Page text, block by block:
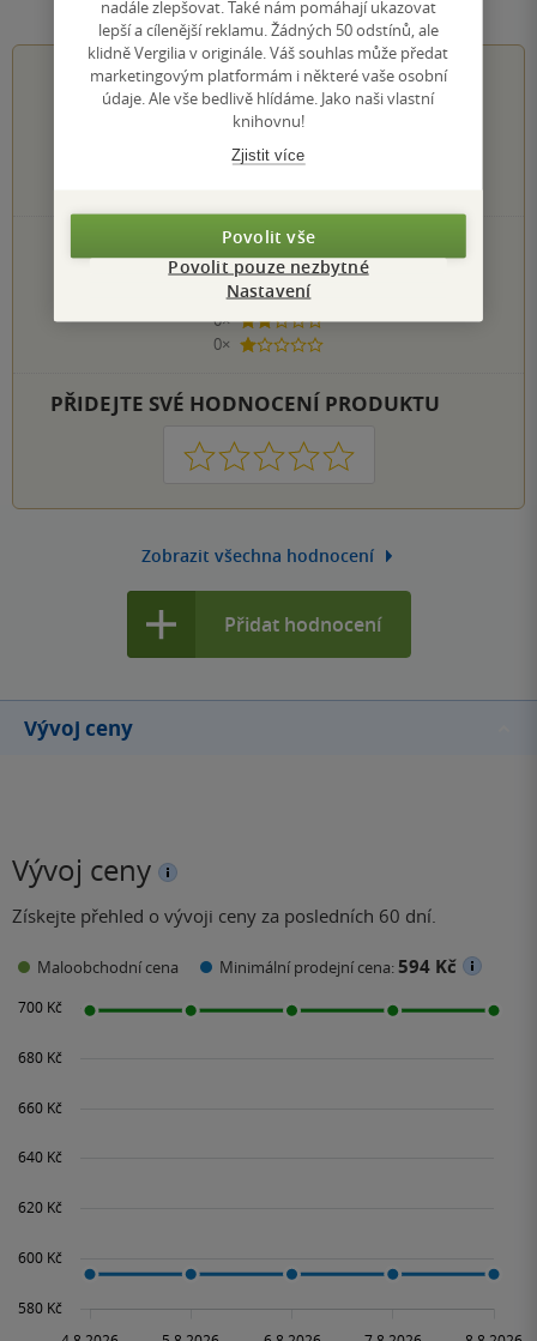
0.0z5
0×
0×
4 hvězdičky
0×
3 hvězdičky
0×
2 hvězdičky
0×
1 hvezdička
PŘIDEJTE SVÉ HODNOCENÍ PRODUKTU
1 2 3 4 5
Zobrazit všechna hodnocení
Přidat hodnocení
Vývoj ceny
Vývoj ceny
Získejte přehled o vývoji ceny za posledních 60 dní.
Maloobchodní cena Minimální prodejní cena:594 Kč
nadále zlepšovat. Také nám pomáhají ukazovat
lepší a cílenější reklamu. Žádných 50 odstínů, ale
klidně Vergilia v originále. Váš souhlas může předat
marketingovým platformám i některé vaše osobní
údaje. Ale vše bedlivě hlídáme. Jako naši vlastní
knihovnu!
Zjistit více
Povolit vše
Povolit pouze nezbytné
Nastavení